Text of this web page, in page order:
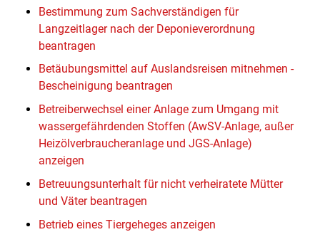
Bestimmung zum Sachverständigen für
Langzeitlager nach der Deponieverordnung
beantragen
Betäubungsmittel auf Auslandsreisen mitnehmen -
Bescheinigung beantragen
Betreiberwechsel einer Anlage zum Umgang mit
wassergefährdenden Stoffen (AwSV-Anlage, außer
Heizölverbraucheranlage und JGS-Anlage)
anzeigen
Betreuungsunterhalt für nicht verheiratete Mütter
und Väter beantragen
Betrieb eines Tiergeheges anzeigen